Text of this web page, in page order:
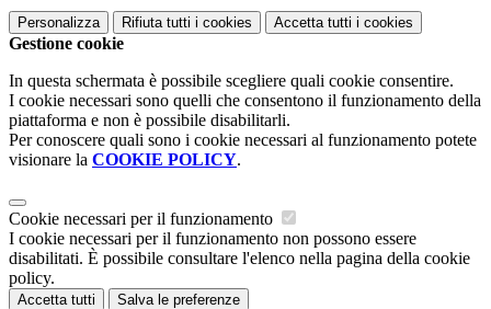
Personalizza Rifiuta tutti i cookies Accetta tutti i cookies
Gestione cookie
In questa schermata è possibile scegliere quali cookie consentire.
I cookie necessari sono quelli che consentono il funzionamento della
piattaforma e non è possibile disabilitarli.
Per conoscere quali sono i cookie necessari al funzionamento potete
visionare la COOKIE POLICY.
Cookie necessari per il funzionamento
I cookie necessari per il funzionamento non possono essere
disabilitati. È possibile consultare l'elenco nella pagina della cookie
policy.
Accetta tutti Salva le preferenze